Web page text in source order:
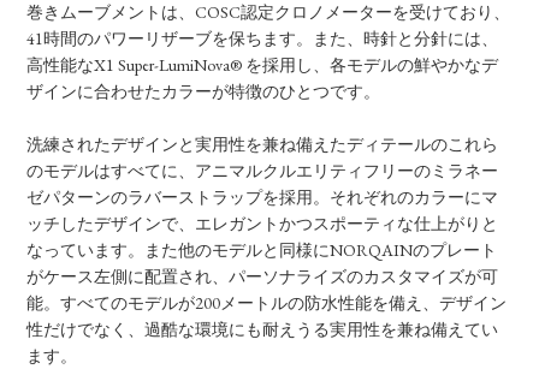
巻きムーブメントは、COSC認定クロノメーターを受けており、
41時間のパワーリザーブを保ちます。また、時針と分針には、
高性能なX1 Super-LumiNova® を採用し、各モデルの鮮やかなデ
ザインに合わせたカラーが特徴のひとつです。
洗練されたデザインと実用性を兼ね備えたディテールのこれら
のモデルはすべてに、アニマルクルエリティフリーのミラネー
ゼパターンのラバーストラップを採用。それぞれのカラーにマ
ッチしたデザインで、エレガントかつスポーティな仕上がりと
なっています。また他のモデルと同様にNORQAINのプレート
がケース左側に配置され、パーソナライズのカスタマイズが可
能。すべてのモデルが200メートルの防水性能を備え、デザイン
性だけでなく、過酷な環境にも耐えうる実用性を兼ね備えてい
ます。